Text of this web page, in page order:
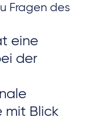
Fragen des
eine
der
mit Blick